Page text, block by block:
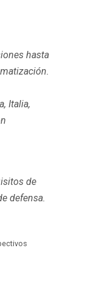
hasta
Italia,
de
defensa.